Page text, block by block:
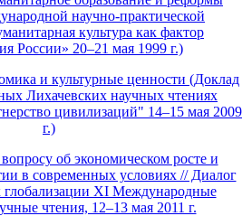
научно-практической
культура как фактор
России» 20–21 мая 1999 г.)
и культурные ценности (Доклад
Лихачевских научных чтениях
цивилизаций" 14–15 мая 2009
г.)
об экономическом росте и
в современных условиях // Диалог
глобализации XI Международные
чтения, 12–13 мая 2011 г.